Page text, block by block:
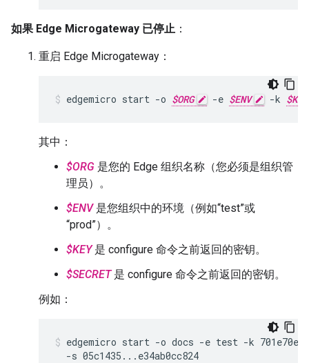
如果 Edge Microgateway 已停止 ：
重启 Edge Microgateway：
edgemicro start -o $ORG -e $ENV -k $KEY
其中：
$ORG 是您的 Edge 组织名称（您必须是组织管
理员）。
$ENV是您组织中的环境（例如“test”或
“prod”）。
$KEY是 configure 命令之前返回的密钥。
$SECRET是 configure 命令之前返回的密钥。
例如：
edgemicro start -o docs -e test -k
  -s 05c1435...e34ab0cc824